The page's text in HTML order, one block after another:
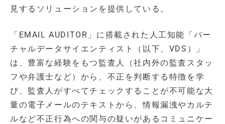
見するソリューションを提供している。
「EMAIL AUDITOR」に搭載された人工知能「バー
チャルデータサイエンティスト（以下、VDS）」
は、豊富な経験をもつ監査人（社内外の監査スタッ
フや弁護士など）から、不正を判断する特徴を学
び、監査人がすべてチェックすることが不可能な大
量の電子メールのテキストから、情報漏洩やカルテ
ルなど不正行為への関与の疑いがあるコミュニケー